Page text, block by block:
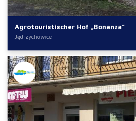
Agrotouristischer Hof „Bonanza”
Jędrzychowice